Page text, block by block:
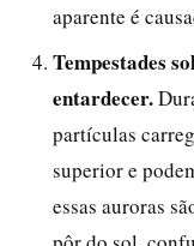
aparente é
Tempestades
entardecer.
partículas
superior e
essas auroras